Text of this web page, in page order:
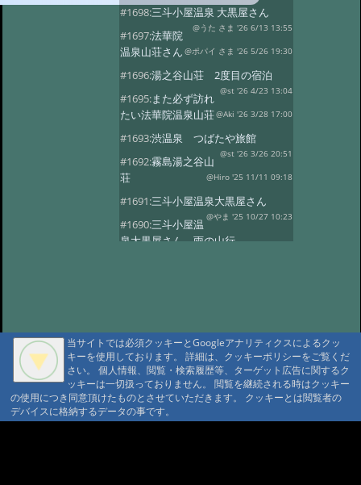
#1698:三斗小屋温泉 大黒屋さん
@うた さま '26 6/13 13:55
#1697:法華院
温泉山荘さん @ポパイ さま '26 5/26 19:30
#1696:湯之谷山荘 2度目の宿泊
@st '26 4/23 13:04
#1695:また必ず訪れ
たい法華院温泉山荘@Aki '26 3/28 17:00
#1693:渋温泉 つばたや旅館
@st '26 3/26 20:51
#1692:霧島湯之谷山
荘
@Hiro '25 11/11 09:18
#1691:三斗小屋温泉大黒屋さん
@やま '25 10/27 10:23
#1690:三斗小屋温
泉大黒屋さん 雨の山行
#1686:何度でも行きたい宿 三斗小屋
温泉大黒屋
@府中のぼる '25 10/17 08:55
#1685:最高のお風呂 三斗小屋温泉大
黒屋
@Naotan '25 10/12 09:11
#1684:お湯良し、ご飯良し、人良し
当サイトでは必須クッキーとGoogleアナリティクスによるクッ
キーを使用しております。 詳細は、クッキーポリシーをご覧くだ
さい。 個人情報、閲覧・検索履歴等、ターゲット広告に関するク
ッキーは一切扱っておりません。 閲覧を継続される時はクッキー
の使用につき同意頂けたものとさせていただきます。 クッキーとは閲覧者の
デバイスに格納するデータの事です。